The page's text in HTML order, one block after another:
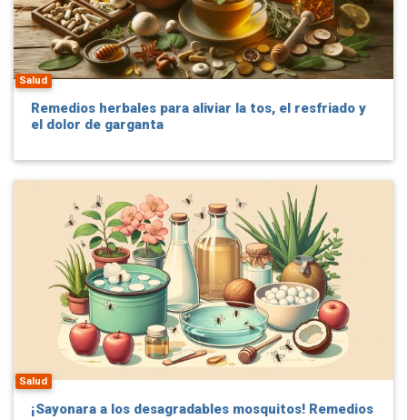
Salud
Remedios herbales para aliviar la tos, el resfriado y
el dolor de garganta
Salud
¡Sayonara a los desagradables mosquitos! Remedios